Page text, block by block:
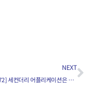
NEXT
[572] 세컨더리 어플리케이션은 정말 받은 지 2주내에 제출해야 하나요?